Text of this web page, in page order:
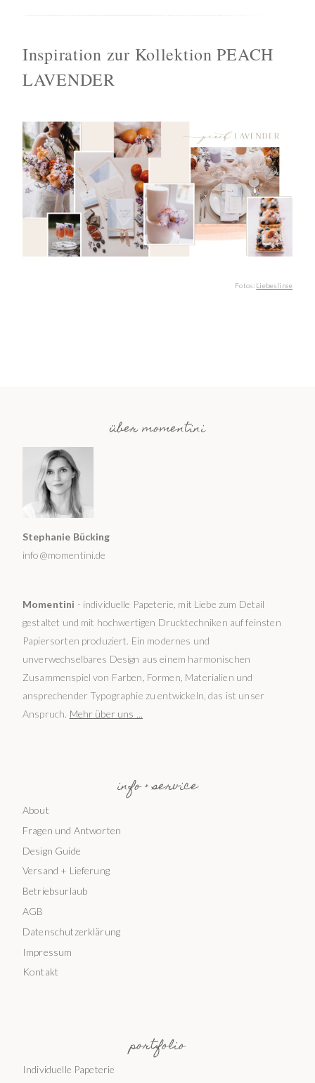
Inspiration zur Kollektion PEACH
LAVENDER
Fotos: Liebeslinse
über momentini
Stephanie Bücking
info@momentini.de
Momentini - individuelle Papeterie, mit Liebe zum Detail
gestaltet und mit hochwertigen Drucktechniken auf feinsten
Papiersorten produziert. Ein modernes und
unverwechselbares Design aus einem harmonischen
Zusammenspiel von Farben, Formen, Materialien und
ansprechender Typographie zu entwickeln, das ist unser
Anspruch. Mehr über uns ...
info + service
About
Fragen und Antworten
Design Guide
Versand + Lieferung
Betriebsurlaub
AGB
Datenschutzerklärung
Impressum
Kontakt
portfolio
Individuelle Papeterie